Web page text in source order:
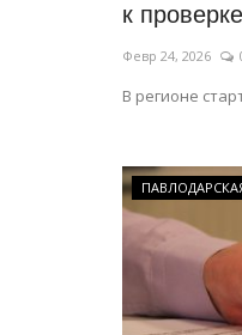
к
Февр 24, 2026
В регионе